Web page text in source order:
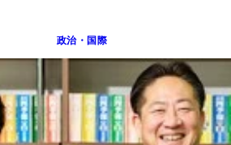
政治・国際